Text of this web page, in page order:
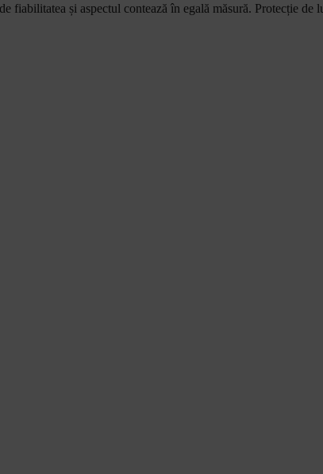
fiabilitatea și aspectul contează în egală măsură. Protecție de